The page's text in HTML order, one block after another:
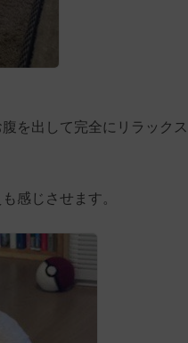
を出して完全にリラックス
感じさせます。